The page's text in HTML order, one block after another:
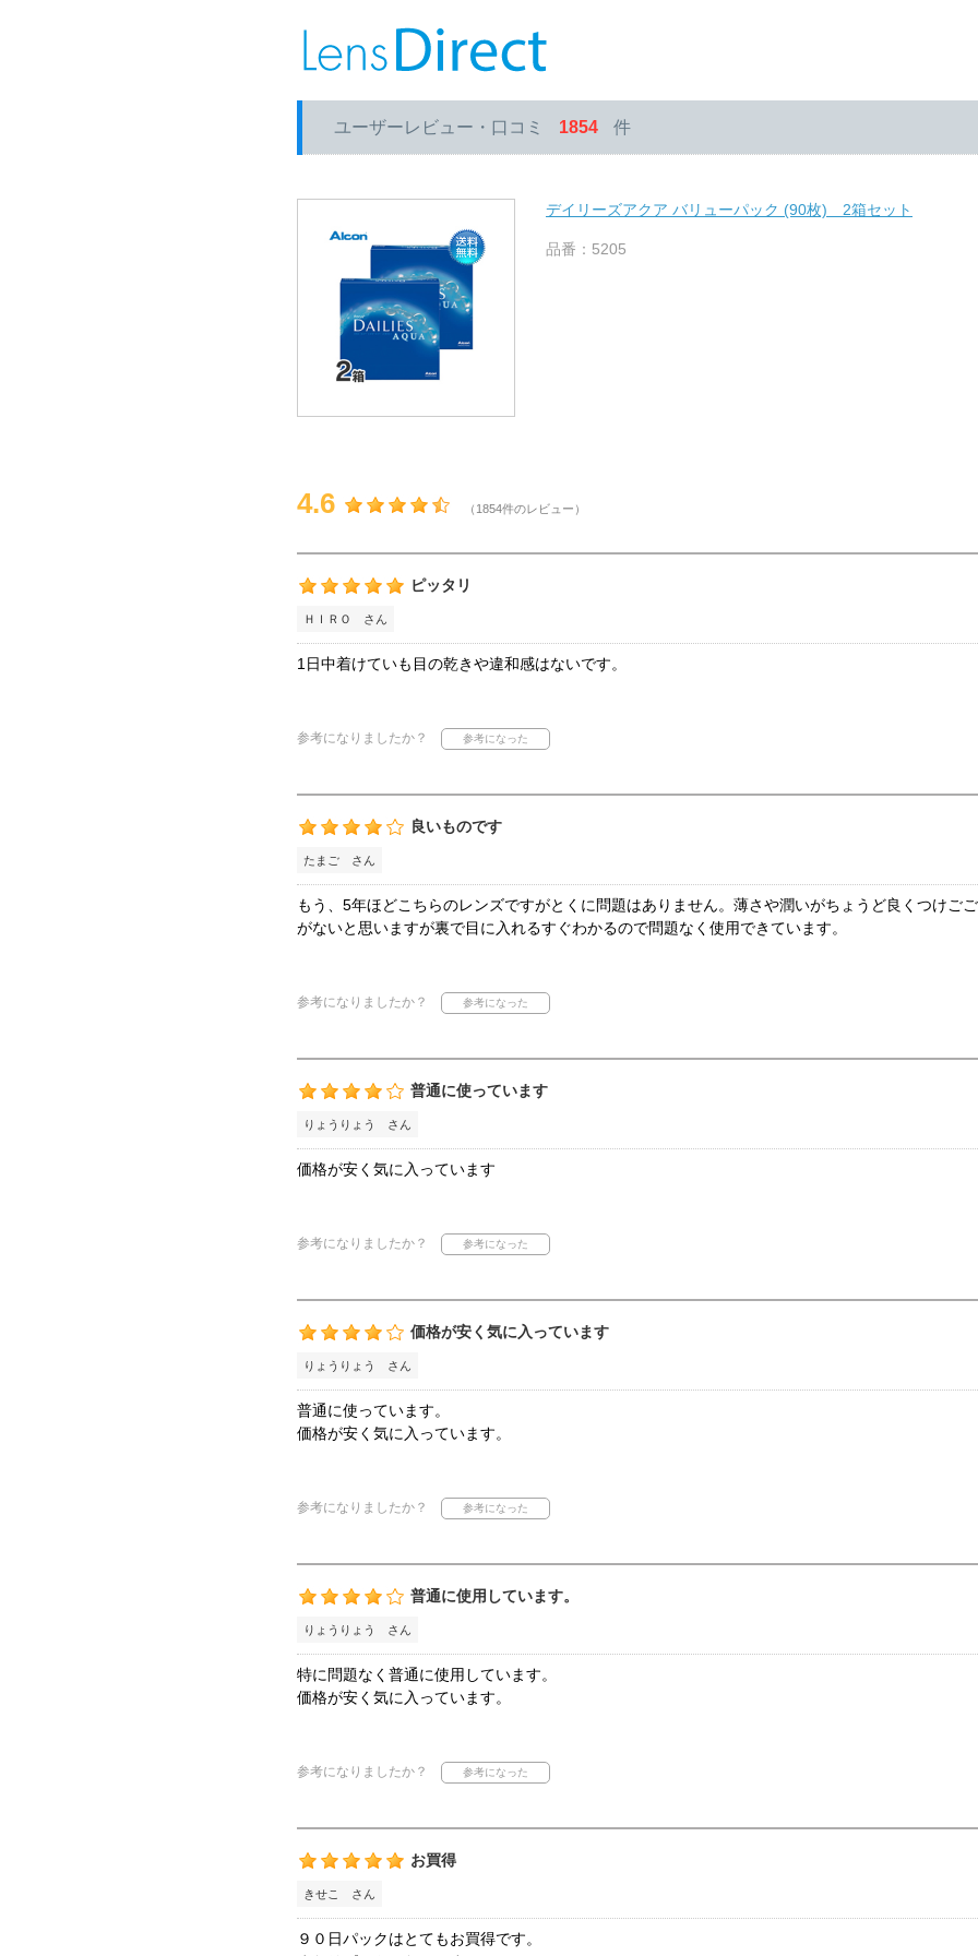
ユーザーレビュー・口コミ 1854 件
デイリーズアクア バリューパック (90枚) 2箱セット
品番：5205
4.6 （1854件のレビュー）
ピッタリ
ＨＩＲＯ さん
1日中着けていも目の乾きや違和感はないです。
参考になりましたか？
良いものです
たまご さん
もう、5年ほどこちらのレンズですがとくに問題はありません。薄さや潤いがちょうど良くつけご
がないと思いますが裏で目に入れるすぐわかるので問題なく使用できています。
参考になりましたか？
普通に使っています
りょうりょう さん
価格が安く気に入っています
参考になりましたか？
価格が安く気に入っています
りょうりょう さん
普通に使っています。
価格が安く気に入っています。
参考になりましたか？
普通に使用しています。
りょうりょう さん
特に問題なく普通に使用しています。
価格が安く気に入っています。
参考になりましたか？
お買得
きせこ さん
９０日パックはとてもお買得です。